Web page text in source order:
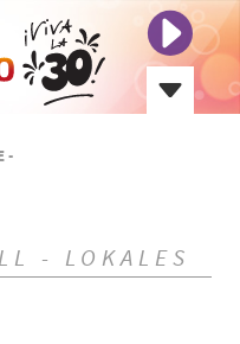
-
- LOKALES